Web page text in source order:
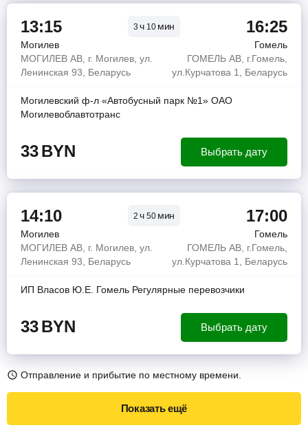
13:15 3ч 10 мин 16:25
Могилев
Гомель
МОГИЛЕВ АВ, г. Могилев, ул.
Ленинская 93, Беларусь
ГОМЕЛЬ АВ, г.Гомель,
ул.Курчатова 1, Беларусь
Могилевский ф-л «Автобусный парк №1» ОАО
Могилевоблавтотранс
33BYN Выбрать дату
14:10 2ч 50 мин 17:00
Могилев
Гомель
МОГИЛЕВ АВ, г. Могилев, ул.
Ленинская 93, Беларусь
ГОМЕЛЬ АВ, г.Гомель,
ул.Курчатова 1, Беларусь
ИП Власов Ю.Е. Гомель Регулярные перевозчики
33BYN Выбрать дату
Отправление и прибытие по местному времени.
Показать ещё